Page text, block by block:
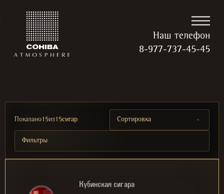
Наш телефон
8-977-737-45-45
Показано15из15сигар Сортировка
Фильтры
Кубинская сигара